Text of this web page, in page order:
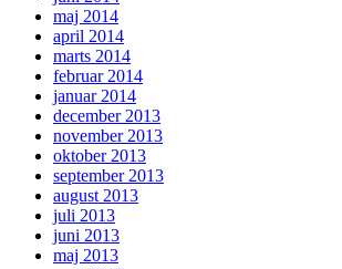
maj 2014
april 2014
marts 2014
februar 2014
januar 2014
december 2013
november 2013
oktober 2013
september 2013
august 2013
juli 2013
juni 2013
maj 2013